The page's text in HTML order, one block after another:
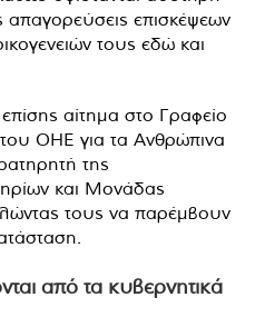
επισκέψεων
τους εδώ και
αίτημα στο Γραφείο
ΟΗΕ για τα Ανθρώπινα
της
και Μονάδας
τους να παρέμβουν
από τα κυβερνητικά